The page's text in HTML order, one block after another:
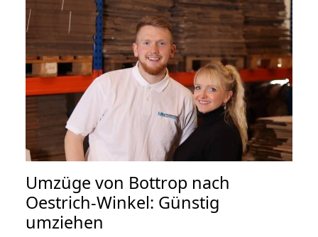
Umzüge von Bottrop nach
Oestrich-Winkel: Günstig
umziehen